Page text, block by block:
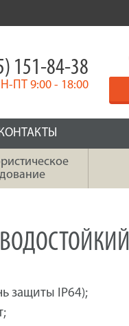
151-84-38
ПТ 9:00 - 18:00
защиты IP64);